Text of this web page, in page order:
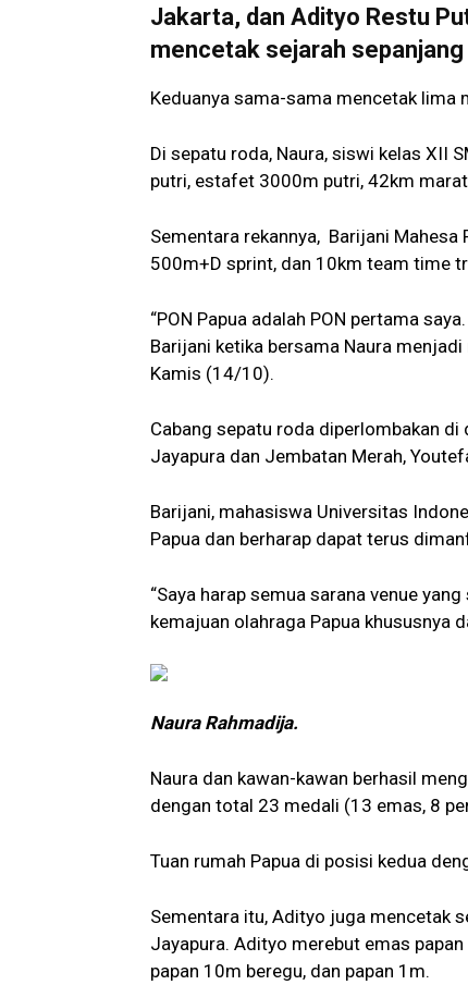
Jakarta, dan Adityo Restu
mencetak sejarah
Keduanya sama-sama mencetak lima
Di sepatu roda, Naura, siswi kelas XII
putri, estafet 3000m putri, 42km
Sementara rekannya, Barijani
500m+D sprint, dan 10km team time
“PON Papua adalah PON pertama
Barijani ketika bersama Naura
Kamis (14/10).
Cabang sepatu roda diperlombakan di
Jayapura dan Jembatan Merah,
Barijani, mahasiswa Universitas
Papua dan berharap dapat terus
“Saya harap semua sarana venue
kemajuan olahraga Papua khususnya
Naura Rahmadija.
Naura dan kawan-kawan berhasil
dengan total 23 medali (13 emas, 8
Tuan rumah Papua di posisi kedua
Sementara itu, Adityo juga mencetak
Jayapura. Adityo merebut emas
papan 10m beregu, dan papan 1m.